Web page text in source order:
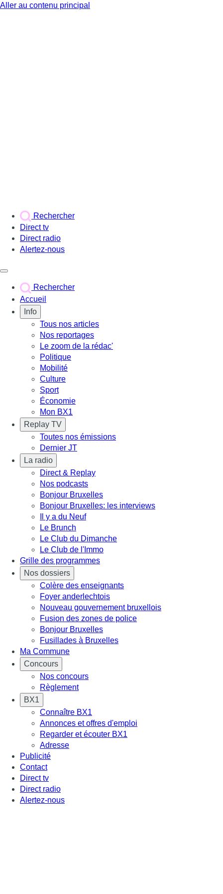
Aller au contenu principal
Rechercher
Direct tv
Direct radio
Alertez-nous
Rechercher
Accueil
Info
Tous nos articles
Nos reportages
Le zoom de la rédac'
Politique
Mobilité
Culture
Sport
Économie
Mon BX1
Replay TV
Toutes nos émissions
Dernier JT
La radio
Direct & Replay
Nos podcasts
Bonjour Bruxelles
Bonjour Bruxelles: les interviews
Il y a du Neuf
Le Brunch
Le Club du Dimanche
Le Club de l'Immo
Grille des programmes
Nos dossiers
Colère des enseignants
Foyer anderlechtois
Nouveau gouvernement bruxellois
Fusion des zones de police
Bonjour Bruxelles
Fusillades à Bruxelles
Ma Commune
Concours
Nos concours
Règlement
BX1
Connaître BX1
Annonces et offres d'emploi
Regarder et écouter BX1
Adresse
Publicité
Contact
Direct tv
Direct radio
Alertez-nous